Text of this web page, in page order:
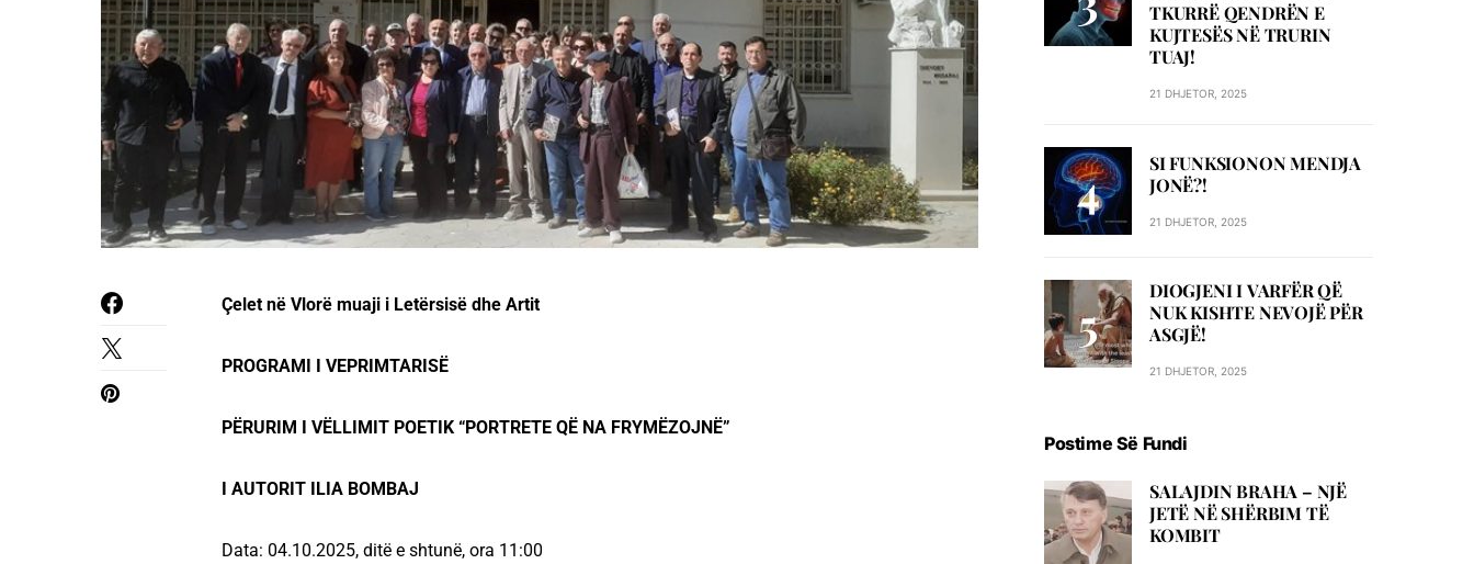
Çelet në Vlorë muaji i Letërsisë dhe Artit
PROGRAMI I VEPRIMTARISË
PËRURIM I VËLLIMIT POETIK “PORTRETE QË NA FRYMËZOJNË”
I AUTORIT ILIA BOMBAJ
Data: 04.10.2025, ditë e shtunë, ora 11:00
TKURRË QENDRËN E
KUJTESËS NË TRURIN
TUAJ!
21 DHJETOR, 2025
SI FUNKSIONON MENDJA
JONË?!
21 DHJETOR, 2025
DIOGJENI I VARFËR QË
NUK KISHTE NEVOJË PËR
ASGJË!
21 DHJETOR, 2025
Postime Së Fundi
SALAJDIN BRAHA – NJЁ
JETЁ NЁ SHЁRBIM TЁ
KOMBIT